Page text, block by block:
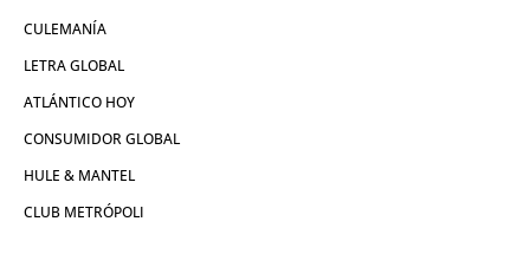
CULEMANÍA
LETRA GLOBAL
ATLÁNTICO HOY
CONSUMIDOR GLOBAL
HULE & MANTEL
CLUB METRÓPOLI